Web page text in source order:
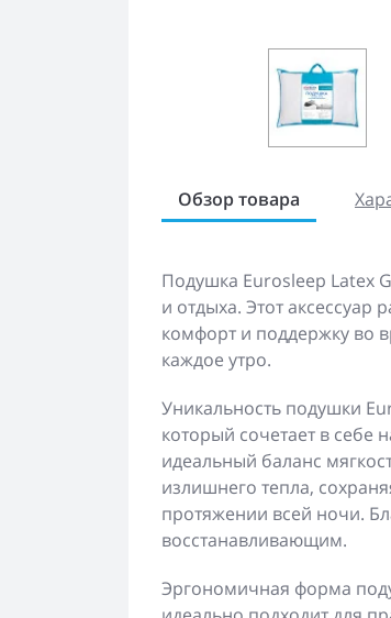
Обзор товара
Подушка Eurosleep Latex
и отдыха. Этот аксессуар
комфорт и поддержку во
каждое утро.
Уникальность подушки
который сочетает в себе
идеальный баланс
излишнего тепла,
протяжении всей ночи.
восстанавливающим.
Эргономичная форма